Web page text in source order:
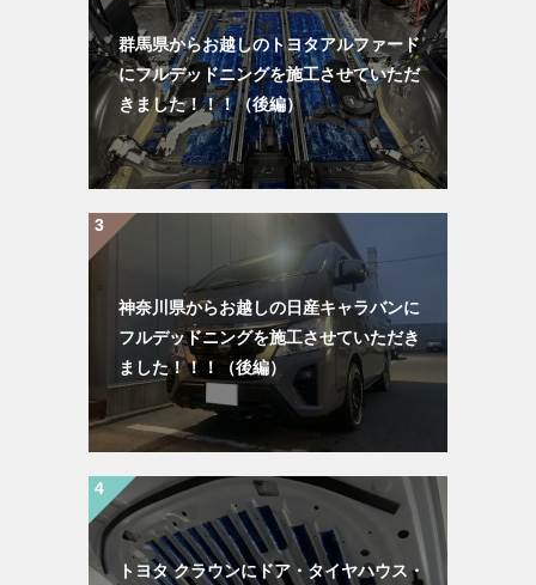
群馬県からお越しのトヨタアルファード
にフルデッドニングを施工させていただ
きました！！！（後編）
神奈川県からお越しの日産キャラバンに
フルデッドニングを施工させていただき
ました！！！（後編）
トヨタ クラウンにドア・タイヤハウス・